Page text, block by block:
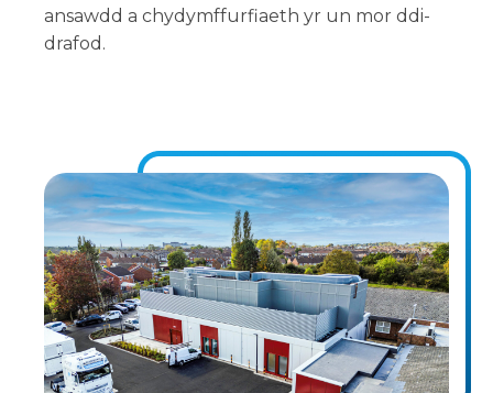
ansawdd a chydymffurfiaeth yr un mor ddi-
drafod.